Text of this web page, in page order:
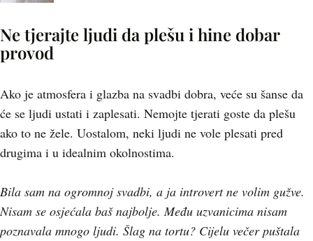
Ne tjerajte ljudi da plešu i hine dobar
provod
Ako je atmosfera i glazba na svadbi dobra, veće su šanse da
će se ljudi ustati i zaplesati. Nemojte tjerati goste da plešu
ako to ne žele. Uostalom, neki ljudi ne vole plesati pred
drugima i u idealnim okolnostima.
Bila sam na ogromnoj svadbi, a ja introvert ne volim gužve.
Nisam se osjećala baš najbolje. Među uzvanicima nisam
poznavala mnogo ljudi. Šlag na tortu? Cijelu večer puštala